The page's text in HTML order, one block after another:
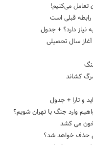
تعامل می‌کنیم!
رابطه قبلی است
سال تحصیلی
کشاند
و تارا + جدول
وارد جنگ با تهران شویم؟
خون می کشد